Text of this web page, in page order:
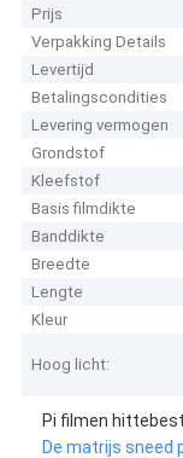
Prijs
Verpakking Details
Levertijd
Betalingscondities
Levering vermogen
Grondstof
Kleefstof
Basis filmdikte
Banddikte
Breedte
Lengte
Kleur
Hoog licht:
Pi filmen
De matrijs sneed